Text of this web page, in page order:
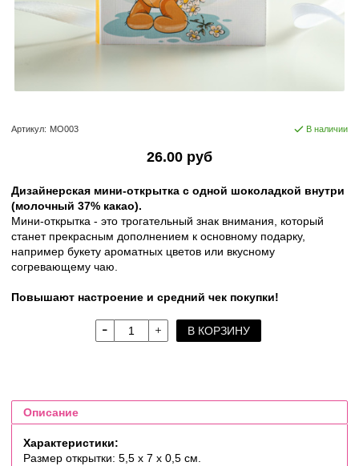
Артикул: МО003 В наличии
26.00 руб
Дизайнерская мини-открытка с одной шоколадкой внутри
(молочный 37% какао).
Мини-открытка - это трогательный знак внимания, который
станет прекрасным дополнением к основному подарку,
например букету ароматных цветов или вкусному
согревающему чаю.
Повышают настроение и средний чек покупки!
В КОРЗИНУ
Описание
Характеристики:
Размер открытки: 5,5 х 7 х 0,5 см.